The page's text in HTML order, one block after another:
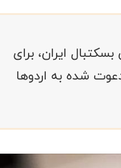
ایران، برای
دعوت شده به اردوها